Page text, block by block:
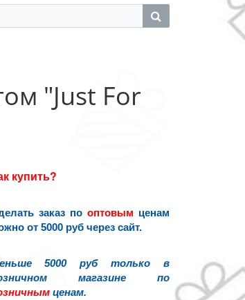
"Just For
купить?
заказ по оптовым ценам
от 5000 руб через сайт.
5000 руб только в
магазине по
ценам.